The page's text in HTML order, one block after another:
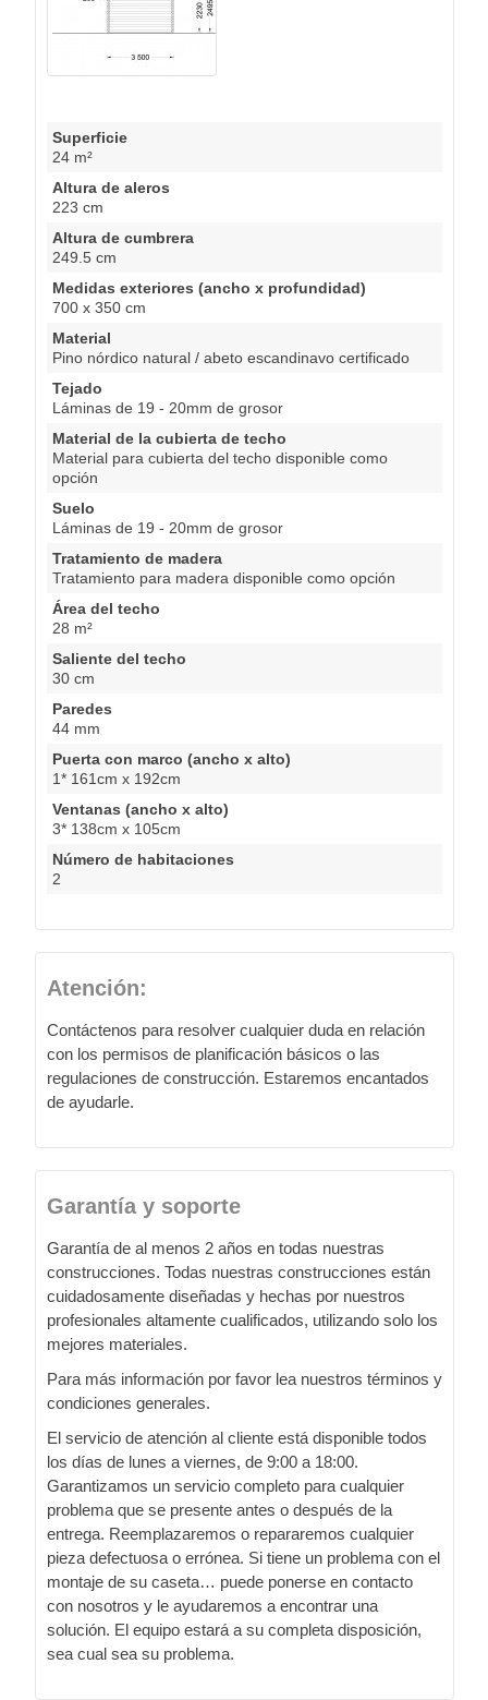
Superficie
24 m²
Altura de aleros
223 cm
Altura de cumbrera
249.5 cm
Medidas exteriores (ancho x profundidad)
700 x 350 cm
Material
Pino nórdico natural / abeto escandinavo certificado
Tejado
Láminas de 19 - 20mm de grosor
Material de la cubierta de techo
Material para cubierta del techo disponible como
opción
Suelo
Láminas de 19 - 20mm de grosor
Tratamiento de madera
Tratamiento para madera disponible como opción
Área del techo
28 m²
Saliente del techo
30 cm
Paredes
44 mm
Puerta con marco (ancho x alto)
1* 161cm x 192cm
Ventanas (ancho x alto)
3* 138cm x 105cm
Número de habitaciones
2
Atención:
Contáctenos para resolver cualquier duda en relación
con los permisos de planificación básicos o las
regulaciones de construcción. Estaremos encantados
de ayudarle.
Garantía y soporte
Garantía de al menos 2 años en todas nuestras
construcciones. Todas nuestras construcciones están
cuidadosamente diseñadas y hechas por nuestros
profesionales altamente cualificados, utilizando solo los
mejores materiales.
Para más información por favor lea nuestros términos y
condiciones generales.
El servicio de atención al cliente está disponible todos
los días de lunes a viernes, de 9:00 a 18:00.
Garantizamos un servicio completo para cualquier
problema que se presente antes o después de la
entrega. Reemplazaremos o repararemos cualquier
pieza defectuosa o errónea. Si tiene un problema con el
montaje de su caseta… puede ponerse en contacto
con nosotros y le ayudaremos a encontrar una
solución. El equipo estará a su completa disposición,
sea cual sea su problema.